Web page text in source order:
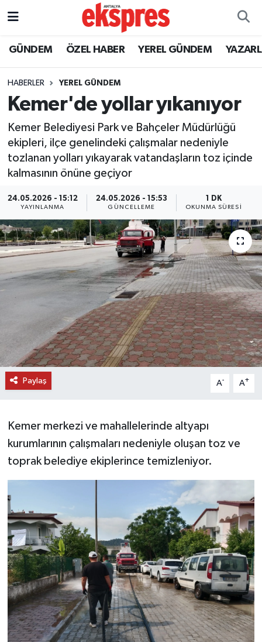
GÜNDEM ÖZEL HABER YEREL GÜNDEM
HABERLER YEREL GÜNDEM
Kemer'de yollar yıkanıyor
Kemer Belediyesi Park ve Bahçeler Müdürlüğü
ekipleri, ilçe genelindeki çalışmalar nedeniyle
tozlanan yolları yıkayarak vatandaşların toz içinde
kalmasının önüne geçiyor
24.05.2026 - 15:12
YAYINLANMA
24.05.2026 - 15:53
GÜNCELLEME
1 DK
OKUNMA SÜRESI
Paylaş A- A+
Kemer merkezi ve mahallelerinde altyapı
kurumlarının çalışmaları nedeniyle oluşan toz ve
toprak belediye ekiplerince temizleniyor.
ÖZEL HABER
YEREL GÜNDEM
EKONOMİ
KÜLTÜR - SANAT
SPOR
SİYASET
SAĞLIK
DÜNYA
TURİZM
RÖPORTAJ
YAZARLAR
RESMİ İLAN
Nöbetçi Eczaneler
Trafik Durumu
Süper Lig Puan Durumu ve Fikstür
Tüm Manşetler
Son Dakika Haberleri
Haber Arşivi